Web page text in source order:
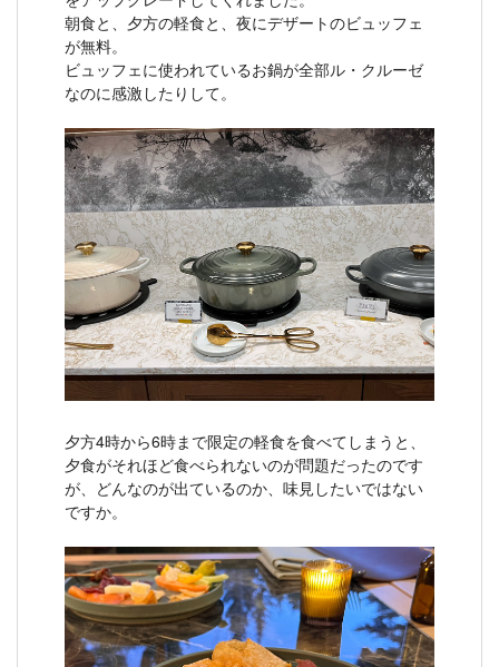
朝食と、夕方の軽食と、夜にデザートのビュッフェ
が無料。
ビュッフェに使われているお鍋が全部ル・クルーゼ
なのに感激したりして。
夕方4時から6時まで限定の軽食を食べてしまうと、
夕食がそれほど食べられないのが問題だったのです
が、どんなのが出ているのか、味見したいではない
ですか。